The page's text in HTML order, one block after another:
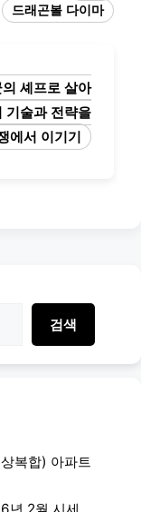
Tags드래곤볼 다이마
의 셰프로 살아
기술과 전략을
에서 이기기
검색
복합) 아파트
년 2월 시세